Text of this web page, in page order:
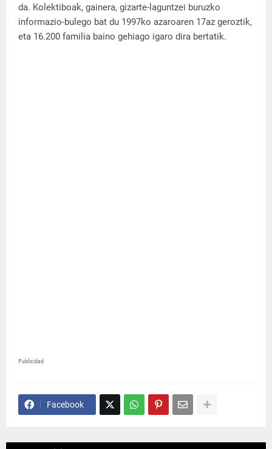
da. Kolektiboak, gainera, gizarte-laguntzei buruzko
informazio-bulego bat du 1997ko azaroaren 17az geroztik,
eta 16.200 familia baino gehiago igaro dira bertatik.
Publicidad
Facebook